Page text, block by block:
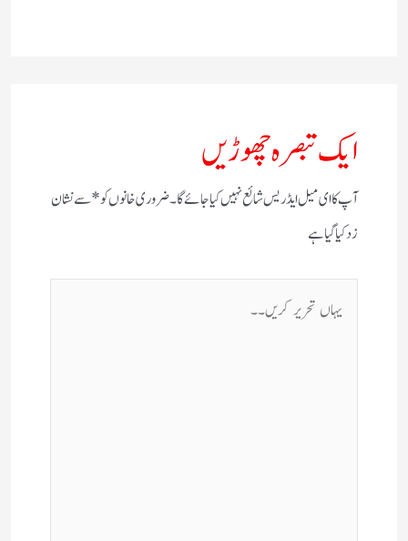
ایک تبصرہ چھوڑیں
آپ کا ای میل ایڈریس شائع نہیں کیا جائے گا۔ضروری خانوں کو*سے نشان
زد کیا گیا ہے
یہاں
تحریر